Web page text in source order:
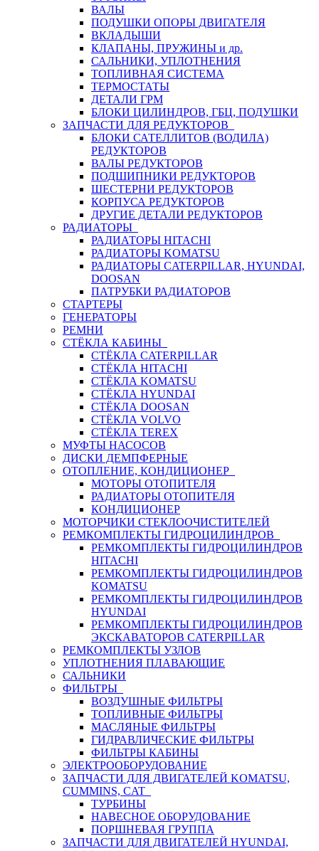
ВАЛЫ
ПОДУШКИ ОПОРЫ ДВИГАТЕЛЯ
ВКЛАДЫШИ
КЛАПАНЫ, ПРУЖИНЫ и др.
САЛЬНИКИ, УПЛОТНЕНИЯ
ТОПЛИВНАЯ СИСТЕМА
ТЕРМОСТАТЫ
ДЕТАЛИ ГРМ
БЛОКИ ЦИЛИНДРОВ, ГБЦ, ПОДУШКИ
ЗАПЧАСТИ ДЛЯ РЕДУКТОРОВ
БЛОКИ САТЕЛЛИТОВ (ВОДИЛА)
РЕДУКТОРОВ
ВАЛЫ РЕДУКТОРОВ
ПОДШИПНИКИ РЕДУКТОРОВ
ШЕСТЕРНИ РЕДУКТОРОВ
КОРПУСА РЕДУКТОРОВ
ДРУГИЕ ДЕТАЛИ РЕДУКТОРОВ
РАДИАТОРЫ
РАДИАТОРЫ HITACHI
РАДИАТОРЫ KOMATSU
РАДИАТОРЫ CATERPILLAR, HYUNDAI,
DOOSAN
ПАТРУБКИ РАДИАТОРОВ
СТАРТЕРЫ
ГЕНЕРАТОРЫ
РЕМНИ
СТЁКЛА КАБИНЫ
СТЁКЛА CATERPILLAR
СТЁКЛА HITACHI
СТЁКЛА KOMATSU
СТЁКЛА HYUNDAI
СТЁКЛА DOOSAN
СТЁКЛА VOLVO
СТЁКЛА TEREX
МУФТЫ НАСОСОВ
ДИСКИ ДЕМПФЕРНЫЕ
ОТОПЛЕНИЕ, КОНДИЦИОНЕР
МОТОРЫ ОТОПИТЕЛЯ
РАДИАТОРЫ ОТОПИТЕЛЯ
КОНДИЦИОНЕР
МОТОРЧИКИ СТЕКЛООЧИСТИТЕЛЕЙ
РЕМКОМПЛЕКТЫ ГИДРОЦИЛИНДРОВ
РЕМКОМПЛЕКТЫ ГИДРОЦИЛИНДРОВ
HITACHI
РЕМКОМПЛЕКТЫ ГИДРОЦИЛИНДРОВ
KOMATSU
РЕМКОМПЛЕКТЫ ГИДРОЦИЛИНДРОВ
HYUNDAI
РЕМКОМПЛЕКТЫ ГИДРОЦИЛИНДРОВ
ЭКСКАВАТОРОВ CATERPILLAR
РЕМКОМПЛЕКТЫ УЗЛОВ
УПЛОТНЕНИЯ ПЛАВАЮЩИЕ
САЛЬНИКИ
ФИЛЬТРЫ
ВОЗДУШНЫЕ ФИЛЬТРЫ
ТОПЛИВНЫЕ ФИЛЬТРЫ
МАСЛЯНЫЕ ФИЛЬТРЫ
ГИДРАВЛИЧЕСКИЕ ФИЛЬТРЫ
ФИЛЬТРЫ КАБИНЫ
ЭЛЕКТРООБОРУДОВАНИЕ
ЗАПЧАСТИ ДЛЯ ДВИГАТЕЛЕЙ KOMATSU,
CUMMINS, CAT
ТУРБИНЫ
НАВЕСНОЕ ОБОРУДОВАНИЕ
ПОРШНЕВАЯ ГРУППА
ЗАПЧАСТИ ДЛЯ ДВИГАТЕЛЕЙ HYUNDAI,